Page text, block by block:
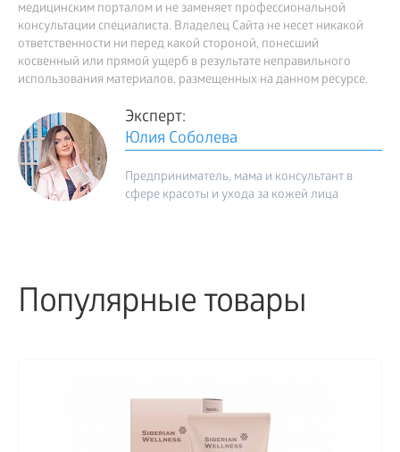
медицинским порталом и не заменяет профессиональной
консультации специалиста. Владелец Сайта не несет никакой
ответственности ни перед какой стороной, понесший
косвенный или прямой ущерб в результате неправильного
использования материалов, размещенных на данном ресурсе.
Эксперт:
Юлия Соболева
Предприниматель, мама и консультант в
сфере красоты и ухода за кожей лица
Популярные товары